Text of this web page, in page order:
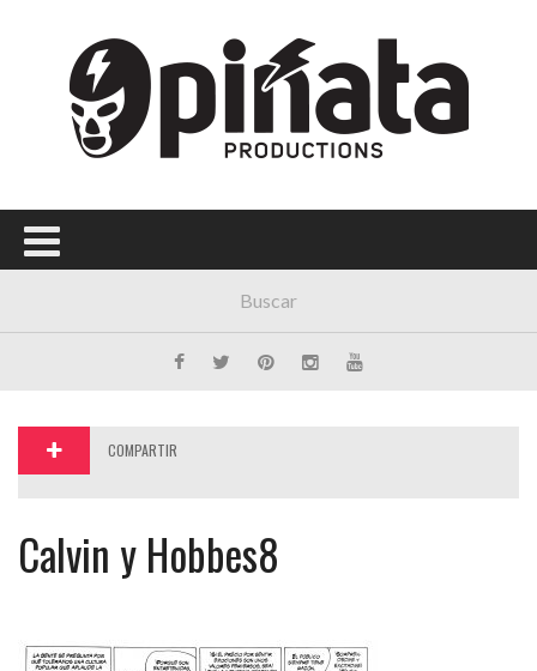
Menú Principal
PORTADA
CONCIERTOS
FESTIVALES
COMPARTIR
Calvin y Hobbes8